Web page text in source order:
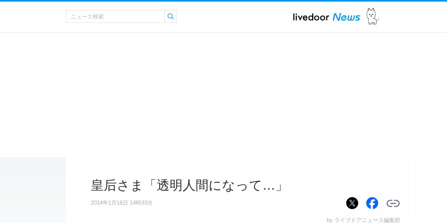
皇后さま「透明人間になって…」
2014年1月16日 14時33分
by ライブドアニュース編集部